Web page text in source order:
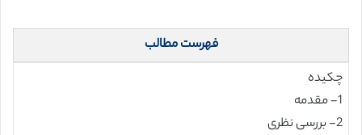
فهرست مطالب
چکیده
1- مقدمه
2- بررسی نظری